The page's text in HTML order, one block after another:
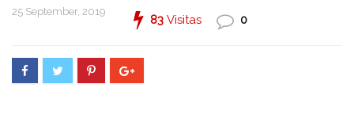
25 September, 2019
83 Visitas 0